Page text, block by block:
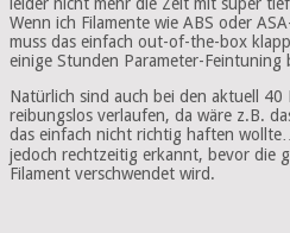
Wenn ich Filamente wie ABS oder
muss das einfach out-of-the-box
einige Stunden Parameter-Feintuning
Natürlich sind auch bei den aktuell
reibungslos verlaufen, da wäre z.B.
das einfach nicht richtig haften
jedoch rechtzeitig erkannt, bevor die
Filament verschwendet wird.